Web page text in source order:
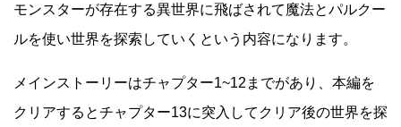
モンスターが存在する異世界に飛ばされて魔法とパルクー
ルを使い世界を探索していくという内容になります。
メインストーリーはチャプター1~12までがあり、本編を
クリアするとチャプター13に突入してクリア後の世界を探